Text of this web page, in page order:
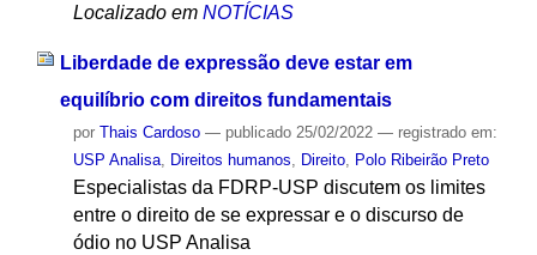
Localizado em NOTÍCIAS
Liberdade de expressão deve estar em
equilíbrio com direitos fundamentais
por Thais Cardoso — publicado25/02/2022 — registrado em:
USP Analisa, Direitos humanos, Direito, Polo Ribeirão Preto
Especialistas da FDRP-USP discutem os limites
entre o direito de se expressar e o discurso de
ódio no USP Analisa